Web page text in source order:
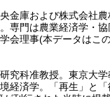
庫および株式会社
専門は農業経済学・
会理事(本データはこ
科准教授。東京大
経済学。「再生」と